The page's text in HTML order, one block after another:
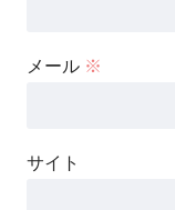
メール ※
サイト